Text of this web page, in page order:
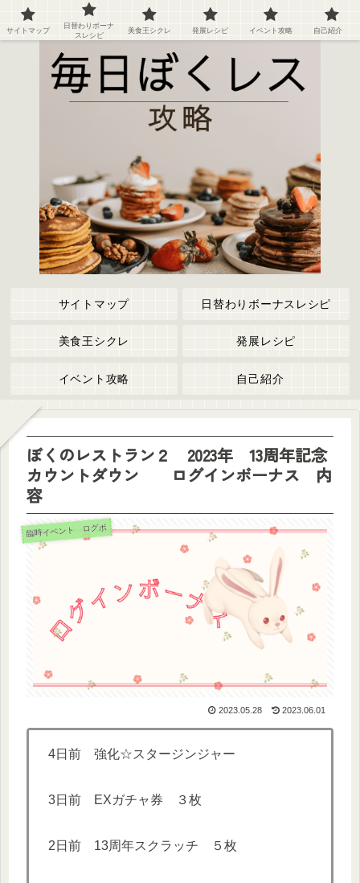
ぼくのレストラン２の攻略情報や記録など
サイトマップ 日替わりボーナスレシピ
美食王シクレ 発展レシピ
イベント攻略 自己紹介
ぼくのレストラン２ 2023年 13周年記念
カウントダウン ログインボーナス 内
容
臨時イベント ログボ
2023.05.28 2023.06.01
4日前 強化☆スタージンジャー
3日前 EXガチャ券 ３枚
2日前 13周年スクラッチ ５枚
サイトマップ
日替わりボーナ
スレシピ
美食王シクレ 発展レシピ イベント攻略 自己紹介